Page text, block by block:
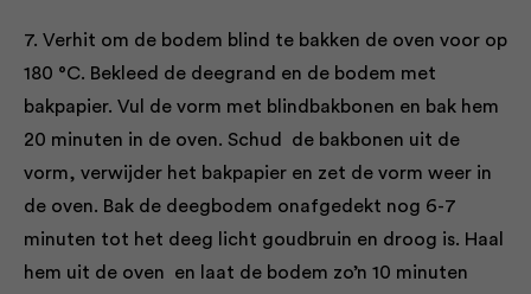
7. Verhit om de bodem blind te bakken de oven voor op
180 °C. Bekleed de deegrand en de bodem met
bakpapier. Vul de vorm met blindbakbonen en bak hem
20 minuten in de oven. Schud de bakbonen uit de
vorm, verwijder het bakpapier en zet de vorm weer in
de oven. Bak de deegbodem onafgedekt nog 6-7
minuten tot het deeg licht goudbruin en droog is. Haal
hem uit de oven en laat de bodem zo’n 10 minuten